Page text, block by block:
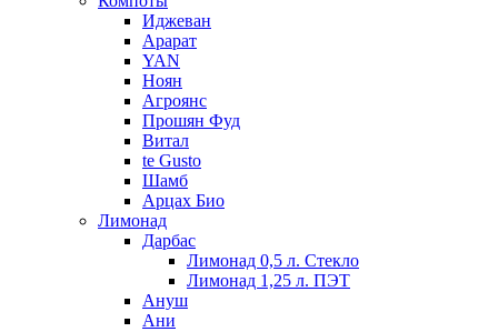
Иджеван
Арарат
YAN
Ноян
Агроянс
Прошян Фуд
Витал
te Gusto
Шамб
Арцах Био
Лимонад
Дарбас
Лимонад 0,5 л. Стекло
Лимонад 1,25 л. ПЭТ
Ануш
Ани